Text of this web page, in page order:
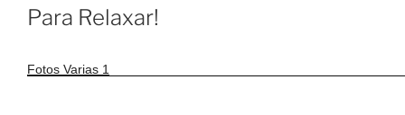
EM
Para Relaxar!
Fotos Varias 1